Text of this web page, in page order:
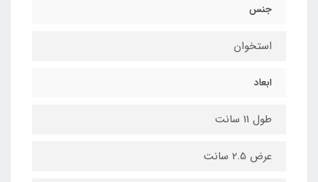
جنس
استخوان
ابعاد
طول 11 سانت
عرض 2.5 سانت